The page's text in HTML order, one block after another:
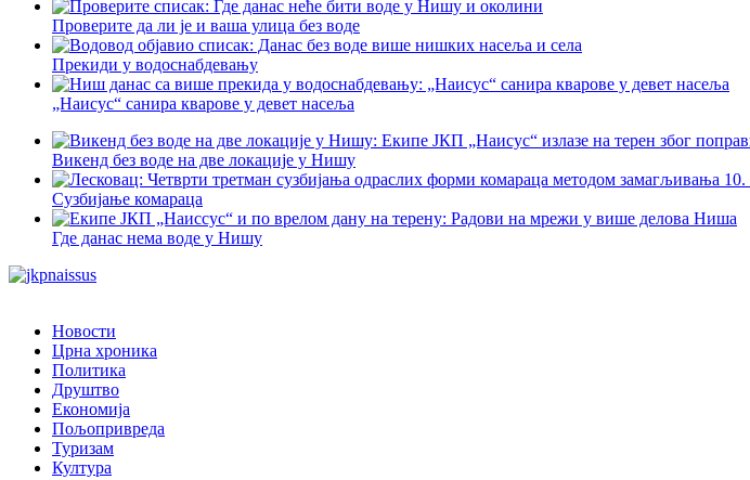
Проверите да ли је и ваша улица без воде
Прекиди у водоснабдевању
„Наисус“ санира кварове у девет насеља
Викенд без воде на две локације у Нишу
Сузбијање комараца
Где данас нема воде у Нишу
Новости
Црна хроника
Политика
Друштво
Економија
Пољопривреда
Туризам
Култура